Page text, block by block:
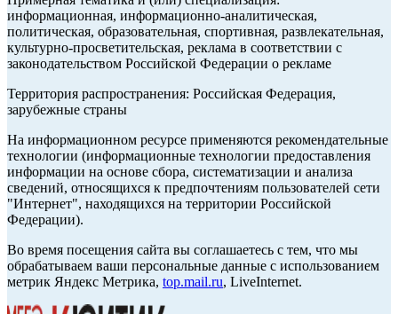
информационная, информационно-аналитическая,
политическая, образовательная, спортивная, развлекательная,
культурно-просветительская, реклама в соответствии с
законодательством Российской Федерации о рекламе
Территория распространения: Российская Федерация,
зарубежные страны
На информационном ресурсе применяются рекомендательные
технологии (информационные технологии предоставления
информации на основе сбора, систематизации и анализа
сведений, относящихся к предпочтениям пользователей сети
"Интернет", находящихся на территории Российской
Федерации).
Во время посещения сайта вы соглашаетесь с тем, что мы
обрабатываем ваши персональные данные с использованием
метрик Яндекс Метрика, top.mail.ru, LiveInternet.